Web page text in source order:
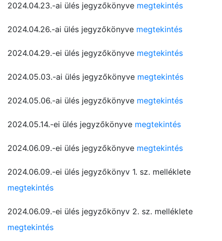
2024.04.23.-ai ülés jegyzőkönyve megtekintés
2024.04.26.-ai ülés jegyzőkönyve megtekintés
2024.04.29.-ei ülés jegyzőkönyve megtekintés
2024.05.03.-ai ülés jegyzőkönyve megtekintés
2024.05.06.-ai ülés jegyzőkönyve megtekintés
2024.05.14.-ei ülés jegyzőkönyve megtekintés
2024.06.09.-ei ülés jegyzőkönyve megtekintés
2024.06.09.-ei ülés jegyzőkönyv 1. sz. melléklete
megtekintés
2024.06.09.-ei ülés jegyzőkönyv 2. sz. melléklete
megtekintés